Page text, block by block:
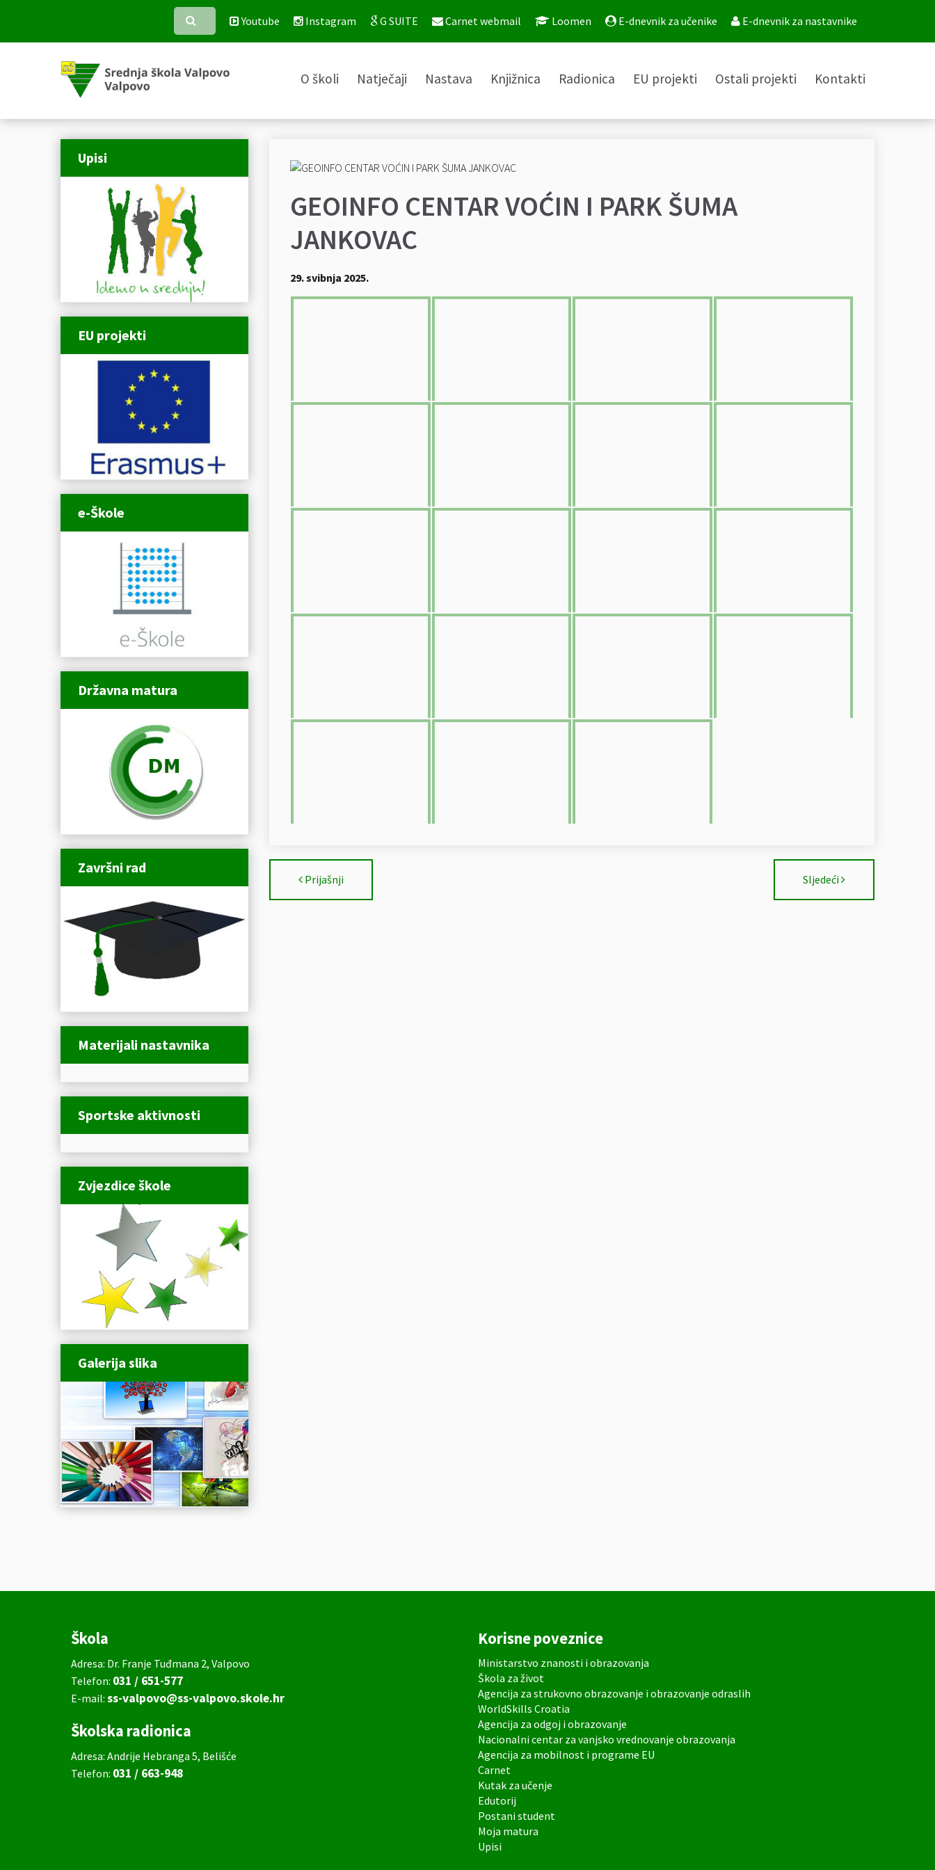
Youtube Instagram G SUITE Carnet webmail Loomen E-dnevnik za učenike E-dnevnik za nastavnike
O školi Natječaji Nastava Knjižnica Radionica EU projekti Ostali projekti Kontakti
Upisi
EU projekti
e-Škole
Državna matura
Završni rad
Materijali nastavnika
Sportske aktivnosti
Zvjezdice škole
Galerija slika
GEOINFO CENTAR VOĆIN I PARK ŠUMA
JANKOVAC
29. svibnja 2025.
Prijašnji Sljedeći
Škola
Adresa: Dr. Franje Tuđmana 2, Valpovo
Telefon: 031 / 651-577
E-mail: ss-valpovo@ss-valpovo.skole.hr
Školska radionica
Adresa: Andrije Hebranga 5, Belišće
Telefon: 031 / 663-948
Korisne poveznice
Ministarstvo znanosti i obrazovanja
Škola za život
Agencija za strukovno obrazovanje i obrazovanje odraslih
WorldSkills Croatia
Agencija za odgoj i obrazovanje
Nacionalni centar za vanjsko vrednovanje obrazovanja
Agencija za mobilnost i programe EU
Carnet
Kutak za učenje
Edutorij
Postani student
Moja matura
Upisi